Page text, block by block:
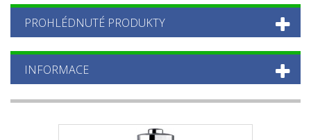
PROHLÉDNUTÉ PRODUKTY
INFORMACE